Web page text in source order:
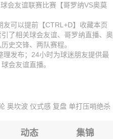
哥罗纳VS奥莫尼亚
哥罗纳VS奥莫尼亚
哥罗纳VS奥莫尼亚
哥罗纳VS奥莫尼亚
哥罗纳VS奥莫尼亚
哥罗纳VS奥莫尼亚
哥罗纳VS奥莫尼亚
会友谊联赛比赛【哥罗纳VS奥莫
可以提前【CTRL+D】收藏本页
了相关球会友谊、哥罗纳直播、奥
史交锋、两队赛程。
发布；24小时为球迷朋友提供最
会友谊直播。
奥坎波 仪式感 复盘 单打压哨绝杀
动态 集锦